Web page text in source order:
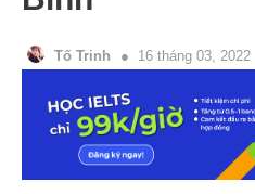
Tố Trinh 16 tháng 03, 2022